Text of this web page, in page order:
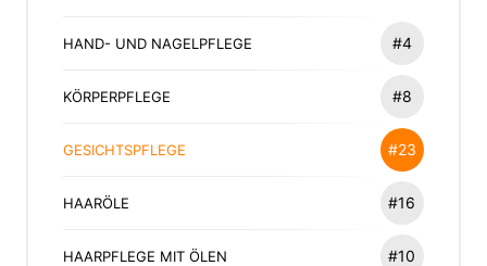
HAND- UND NAGELPFLEGE #4
KÖRPERPFLEGE #8
GESICHTSPFLEGE #23
HAARÖLE #16
HAARPFLEGE MIT ÖLEN #10